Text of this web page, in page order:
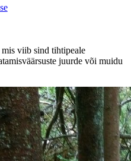
viib sind tihtipeale
juurde või muidu